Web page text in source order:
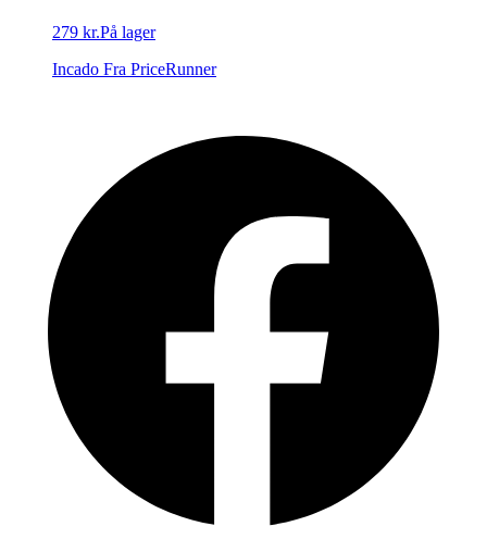
279 kr.På lager
Incado Fra PriceRunner